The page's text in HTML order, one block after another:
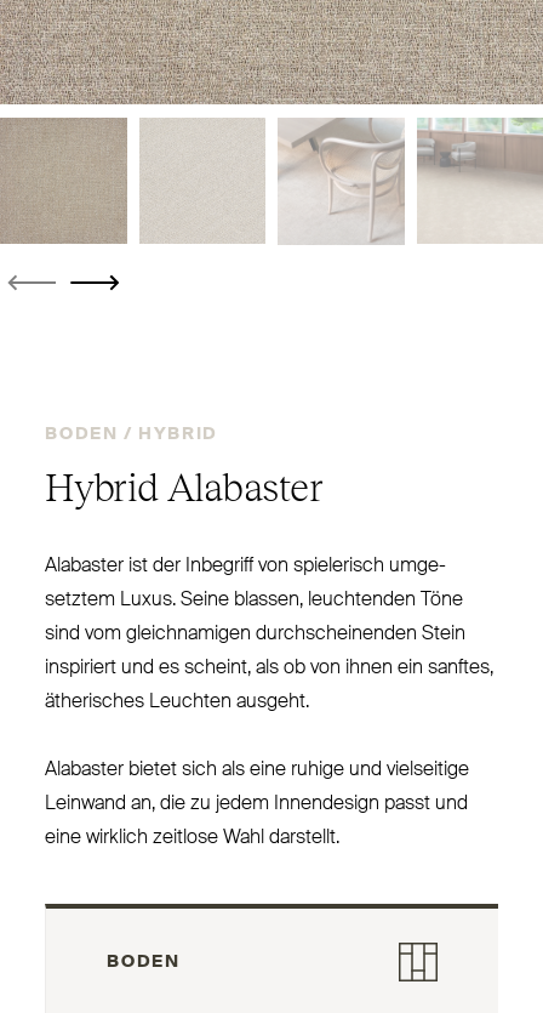
BODEN / HYBRID
Hybrid Alabaster
Alabaster ist der Inbegriff von spie­lerisch umge­
setztem Luxus. Seine blassen, leuchtenden Töne
sind vom gleich­namigen durch­scheinenden Stein
inspiriert und es scheint, als ob von ihnen ein sanftes,
äthe­risches Leuchten ausgeht.
Alabaster bietet sich als eine ruhige und viel­seitige
Leinwand an, die zu jedem Innendesign passt und
eine wirklich zeitlose Wahl darstellt.
BODEN